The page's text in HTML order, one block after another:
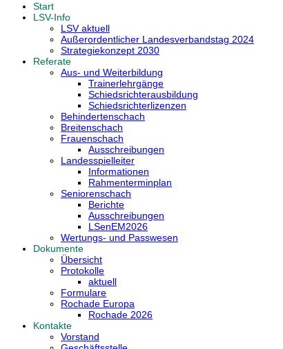
Start
LSV-Info
LSV aktuell
Außerordentlicher Landesverbandstag 2024
Strategiekonzept 2030
Referate
Aus- und Weiterbildung
Trainerlehrgänge
Schiedsrichterausbildung
Schiedsrichterlizenzen
Behindertenschach
Breitenschach
Frauenschach
Ausschreibungen
Landesspielleiter
Informationen
Rahmenterminplan
Seniorenschach
Berichte
Ausschreibungen
LSenEM2026
Wertungs- und Passwesen
Dokumente
Übersicht
Protokolle
aktuell
Formulare
Rochade Europa
Rochade 2026
Kontakte
Vorstand